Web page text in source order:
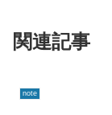
関連記事
note